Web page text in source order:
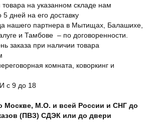
товара на указанном складе нам
5 дней на его доставку
нашего партнера в Мытищах, Балашихе,
и Тамбове – по договоренности.
заказа при наличии товара
комната, коворкинг и
с 9 до 18
Москве, М.О. и всей России и СНГ до
(ПВЗ) СДЭК или до двери